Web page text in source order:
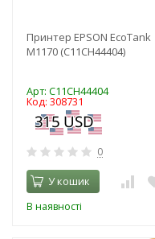
Принтер EPSON EcoTank
M1170 (C11CH44404)
Арт: C11CH44404
Код: 308731
0
У кошик
В наявності